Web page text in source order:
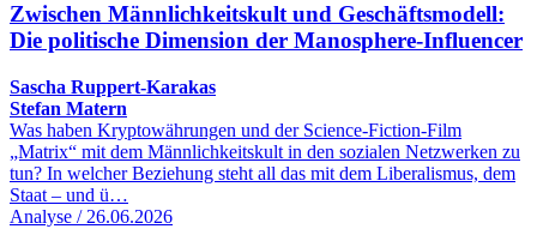
Zwischen Männlichkeitskult und Geschäftsmodell:
Die politische Dimension der Manosphere-Influencer
Sascha Ruppert-Karakas
Stefan Matern
Was haben Kryptowährungen und der Science-Fiction-Film
„Matrix“ mit dem Männlichkeitskult in den sozialen Netzwerken zu
tun? In welcher Beziehung steht all das mit dem Liberalismus, dem
Staat – und ü…
Analyse / 26.06.2026